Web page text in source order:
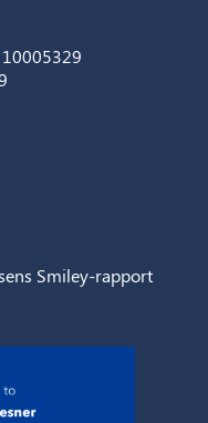
Smiley-rapport